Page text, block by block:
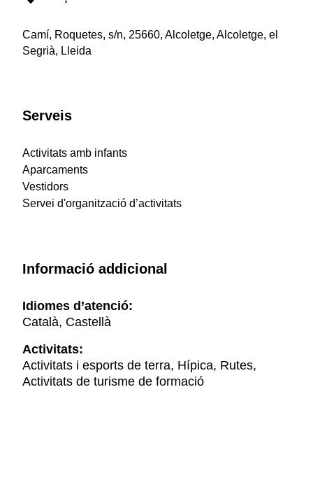
Camí, Roquetes, s/n, 25660, Alcoletge, Alcoletge, el
Segrià, Lleida
Serveis
Activitats amb infants
Aparcaments
Vestidors
Servei d'organització d’activitats
Informació addicional
Idiomes d’atenció:
Català, Castellà
Activitats:
Activitats i esports de terra, Hípica, Rutes,
Activitats de turisme de formació